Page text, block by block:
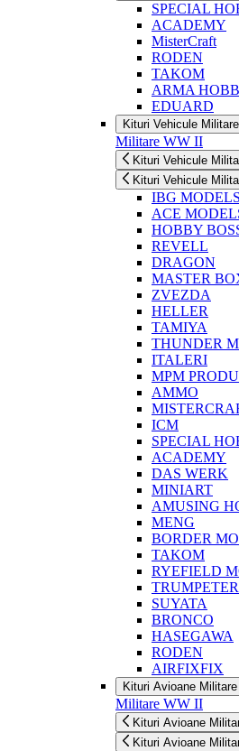
SPECIAL
ACADEMY
MisterCraft
RODEN
TAKOM
ARMA
EDUARD
Kituri Vehicule
Militare WW II
Kituri Vehicule
Kituri Vehicule
IBG MODELS
ACE
HOBBY
REVELL
DRAGON
MASTER
ZVEZDA
HELLER
TAMIYA
THUNDER
ITALERI
MPM
AMMO
ICM
SPECIAL
ACADEMY
DAS WERK
MINIART
AMUSING
MENG
BORDER
TAKOM
RYEFIELD
TRUMPETER
SUYATA
BRONCO
HASEGAWA
RODEN
AIRFIXFIX
Kituri Avioane Militare
Militare WW II
Kituri Avioane
Kituri Avioane